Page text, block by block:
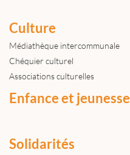
Culture
Médiathèque intercommunale
Chéquier culturel
Associations culturelles
Enfance et jeunesse
Solidarités